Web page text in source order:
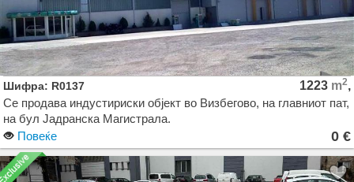
Шифра: R0137 1223 m2,
Се продава индустириски објект во Визбегово, на главниот пат,
на бул Јадранска Магистрала.
Објектот се состои од 516м2 деловен простор на приземје +
кат, и а 707м2, стовариште, односно 3 комори со големина
360м2 , 250 м2 и 180 м2 . Објектот е на целосно ограден плац
Повеќе 0 €